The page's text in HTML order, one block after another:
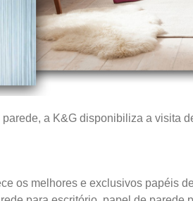
a K&G disponibiliza a visita
os melhores e exclusivos papéis